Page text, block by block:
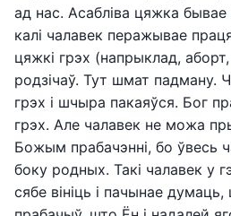
ад нас. Асабліва цяжка бывае
калі чалавек перажывае
цяжкі грэх (напрыклад,
родзічаў. Тут шмат падману.
грэх і шчыра пакаяўся. Бог
грэх. Але чалавек не можа
Божым прабачэнні, бо ўвесь
боку родных. Такі чалавек у
сябе вініць і пачынае